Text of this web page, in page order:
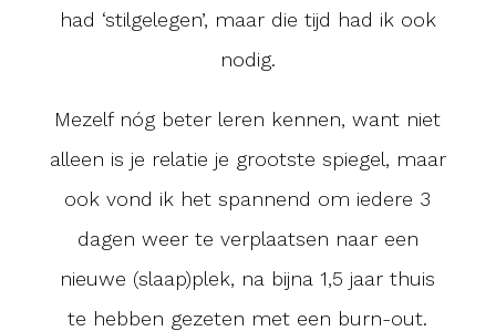
had ‘stilgelegen’, maar die tijd had ik ook
nodig.
Mezelf nóg beter leren kennen, want niet
alleen is je relatie je grootste spiegel, maar
ook vond ik het spannend om iedere 3
dagen weer te verplaatsen naar een
nieuwe (slaap)plek, na bijna 1,5 jaar thuis
te hebben gezeten met een burn-out.